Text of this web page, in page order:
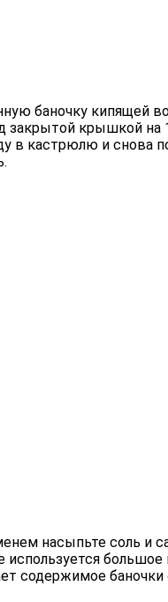
баночку кипящей
закрытой крышкой на
в кастрюлю и снова
насыпьте соль и
используется большое
содержимое баночки